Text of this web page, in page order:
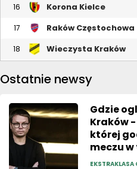
16 Korona Kielce
17 Raków Częstochowa
18 Wieczysta Kraków
Ostatnie newsy
Gdzie
Kraków -
której
meczu